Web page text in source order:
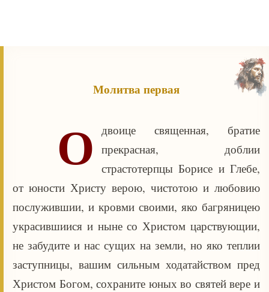
Молитва первая
О двоице священная, братие
прекрасная, доблии
страстотерпцы Борисе и Глебе,
от юности Христу верою, чистотою и любовию
послужившии, и кровми своими, яко багряницею
украсившиися и ныне со Христом царствующии,
не забудите и нас сущих на земли, но яко теплии
заступницы, вашим сильным ходатайством пред
Христом Богом, сохраните юных во святей вере и